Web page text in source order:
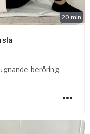
20 min
beröring